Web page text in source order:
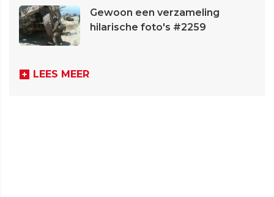
Gewoon een verzameling
hilarische foto's #2259
LEES MEER